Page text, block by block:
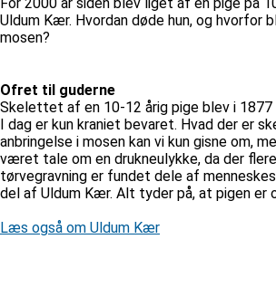
Uldum Kær. Hvordan døde hun, og hvorfor
mosen?
Ofret til guderne
Skelettet af en 10-12 årig pige blev i
I dag er kun kraniet bevaret. Hvad der er
anbringelse i mosen kan vi kun gisne om,
været tale om en drukneulykke, da der
tørvegravning er fundet dele af
del af Uldum Kær. Alt tyder på, at pigen er
Læs også om Uldum Kær